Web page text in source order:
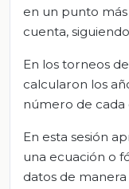
en un punto
cuenta,
En los torneos
calcularon los
número de cada
En esta sesión
una ecuación o
datos de manera